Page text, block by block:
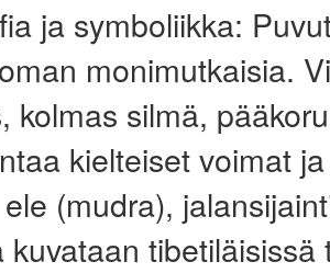
ja symboliikka:
monimutkaisia.
kolmas silmä,
kielteiset voimat
(mudra),
kuvataan